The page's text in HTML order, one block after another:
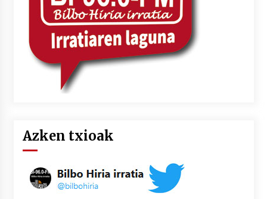
Azken txioak